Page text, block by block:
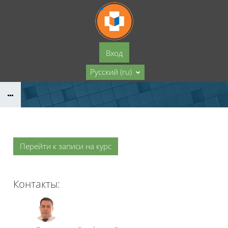
Перейти к основному содержанию
Вход
Русский ‎(ru)‎
Перейти к записи на курс
Контакты: